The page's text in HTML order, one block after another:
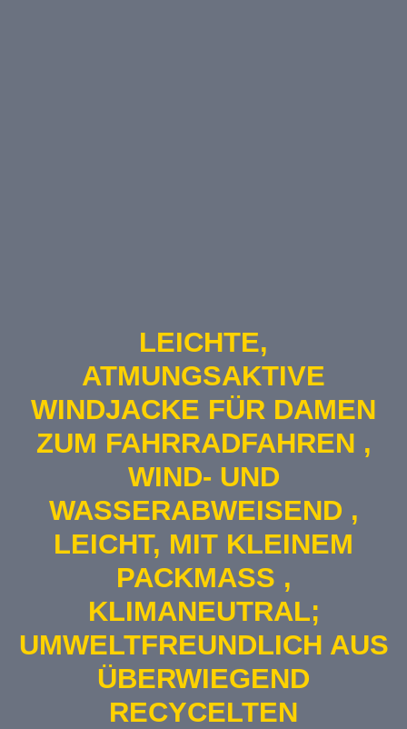
LEICHTE,
ATMUNGSAKTIVE
WINDJACKE FÜR DAMEN
ZUM FAHRRADFAHREN ,
WIND- UND
WASSERABWEISEND ,
LEICHT, MIT KLEINEM
PACKMASS , K
LIMANEUTRAL; U
MWELTFREUNDLICH AUS Ü
BERWIEGEND R
ECYCELTEN M